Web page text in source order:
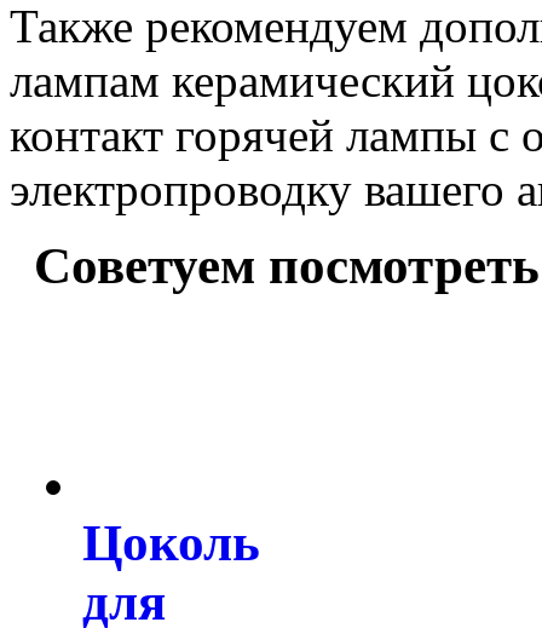
Также рекомендуем
лампам керамический
контакт горячей лампы с
электропроводку вашего
Советуем
Цоколь
для